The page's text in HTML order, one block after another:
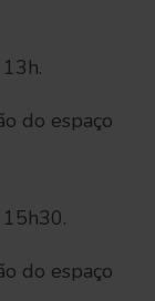
do espaço
do espaço